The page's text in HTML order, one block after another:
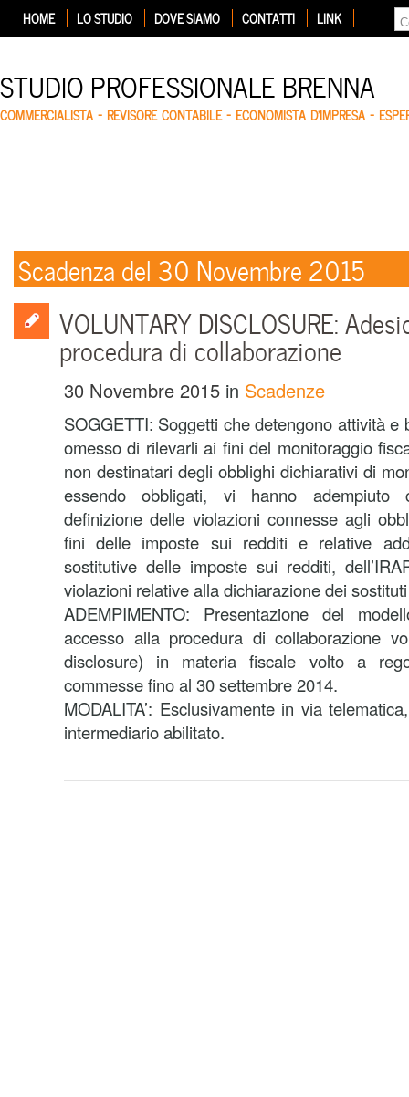
HOME LO STUDIO DOVE SIAMO CONTATTI LINK
STUDIO PROFESSIONALE BRENNA
COMMERCIALISTA – REVISORE CONTABILE – ECONOMISTA D'IMPRESA –
Scadenza del 30 Novembre 2015
VOLUNTARY DISCLOSURE:
procedura di collaborazione
30 Novembre 2015 in Scadenze
SOGGETTI: Soggetti che detengono attività e
omesso di rilevarli ai fini del monitoraggio
non destinatari degli obblighi dichiarativi di
essendo obbligati, vi hanno adempiuto
definizione delle violazioni connesse agli
fini delle imposte sui redditi e relative
sostitutive delle imposte sui redditi,
violazioni relative alla dichiarazione dei sostituti
ADEMPIMENTO: Presentazione del
accesso alla procedura di collaborazione
disclosure) in materia fiscale volto a
commesse fino al 30 settembre 2014.
MODALITA’: Esclusivamente in via
intermediario abilitato.